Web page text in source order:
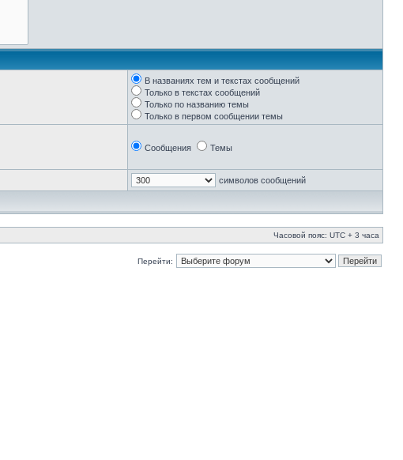
В названиях тем и текстах сообщений
Только в текстах сообщений
Только по названию темы
Только в первом сообщении темы
Сообщения Темы
символов сообщений
Часовой пояс: UTC + 3 часа
Перейти: